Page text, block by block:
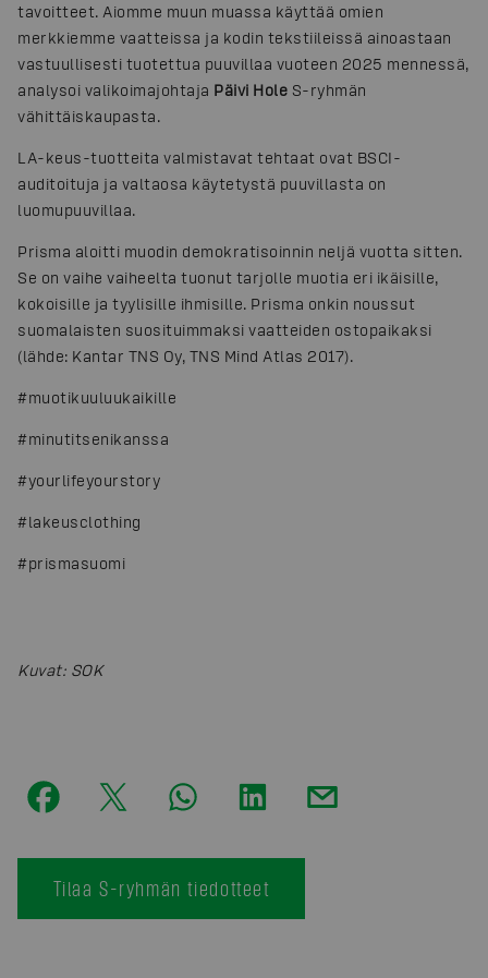
tavoitteet. Aiomme muun muassa käyttää omien
merkkiemme vaatteissa ja kodin tekstiileissä ainoastaan
vastuullisesti tuotettua puuvillaa vuoteen 2025 mennessä,
analysoi valikoimajohtaja Päivi Hole S-ryhmän
vähittäiskaupasta.
LA-keus-tuotteita valmistavat tehtaat ovat BSCI-
auditoituja ja valtaosa käytetystä puuvillasta on
luomupuuvillaa.
Prisma aloitti muodin demokratisoinnin neljä vuotta sitten.
Se on vaihe vaiheelta tuonut tarjolle muotia eri ikäisille,
kokoisille ja tyylisille ihmisille. Prisma onkin noussut
suomalaisten suosituimmaksi vaatteiden ostopaikaksi
(lähde: Kantar TNS Oy, TNS Mind Atlas 2017).
#muotikuuluukaikille
#minutitsenikanssa
#yourlifeyourstory
#lakeusclothing
#prismasuomi
Kuvat: SOK
Tilaa S-ryhmän tiedotteet